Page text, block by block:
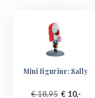
Mini figurine: Sally
€ 18,95 € 10,-